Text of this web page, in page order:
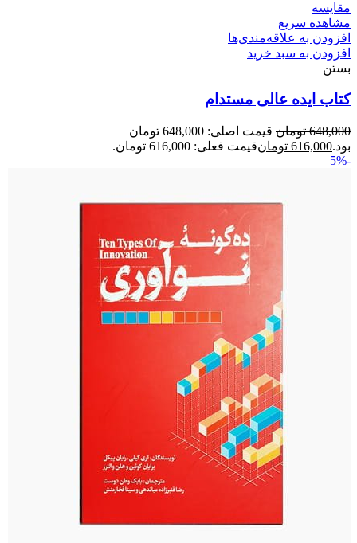
مقایسه
مشاهده سریع
افزودن به علاقه‌مندی‌ها
افزودن به سبد خرید
بستن
کتاب ایده عالی مستدام
648,000 تومان
قیمت اصلی: 648,000 تومان
بود.616,000 تومانقیمت فعلی: 616,000 تومان.
-5%